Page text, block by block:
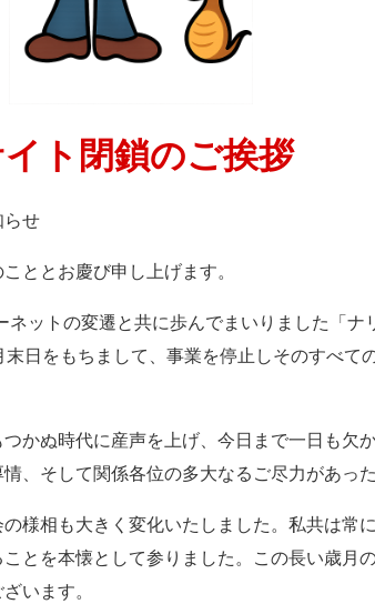
ト閉鎖のご挨拶
らせ
ととお慶び申し上げます。
ットの変遷と共に歩んでまいりました「ナ
日をもちまして、事業を停止しそのすべて
かぬ時代に産声を上げ、今日まで一日も欠
、そして関係各位の多大なるご尽力があっ
様相も大きく変化いたしました。私共は常
とを本懐として参りました。この長い歳月
います。